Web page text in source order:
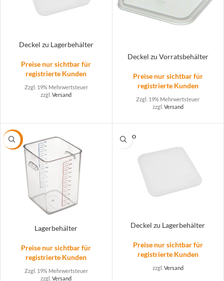
Deckel zu Lagerbehälter
Preise nur sichtbar für
registrierte Kunden
Zzgl. 19% Mehrwertsteuer
zzgl.Versand
Deckel zu Vorratsbehälter
Preise nur sichtbar für
registrierte Kunden
Zzgl. 19% Mehrwertsteuer
zzgl. Versand
-72%
Lagerbehälter
Preise nur sichtbar für
registrierte Kunden
Zzgl. 19% Mehrwertsteuer
zzgl.Versand
SOLD O
UT
Deckel zu Lagerbehälter
Preise nur sichtbar für
registrierte Kunden
zzgl. Versand